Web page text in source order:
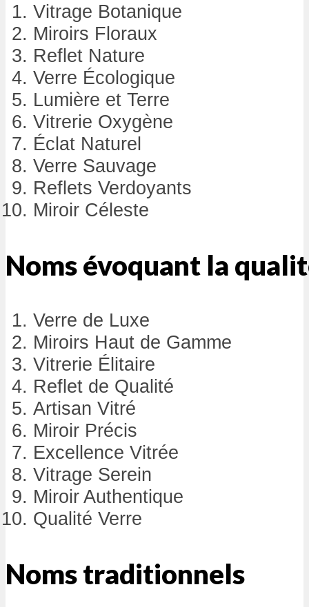
Vitrage Botanique
Miroirs Floraux
Reflet Nature
Verre Écologique
Lumière et Terre
Vitrerie Oxygène
Éclat Naturel
Verre Sauvage
Reflets Verdoyants
Miroir Céleste
Noms évoquant la
Verre de Luxe
Miroirs Haut de Gamme
Vitrerie Élitaire
Reflet de Qualité
Artisan Vitré
Miroir Précis
Excellence Vitrée
Vitrage Serein
Miroir Authentique
Qualité Verre
Noms traditionnels